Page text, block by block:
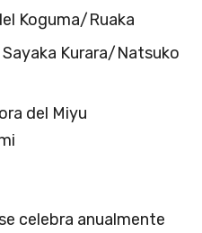
Koguma/Ruaka
Kurara/Natsuko
del Miyu
celebra anualmente